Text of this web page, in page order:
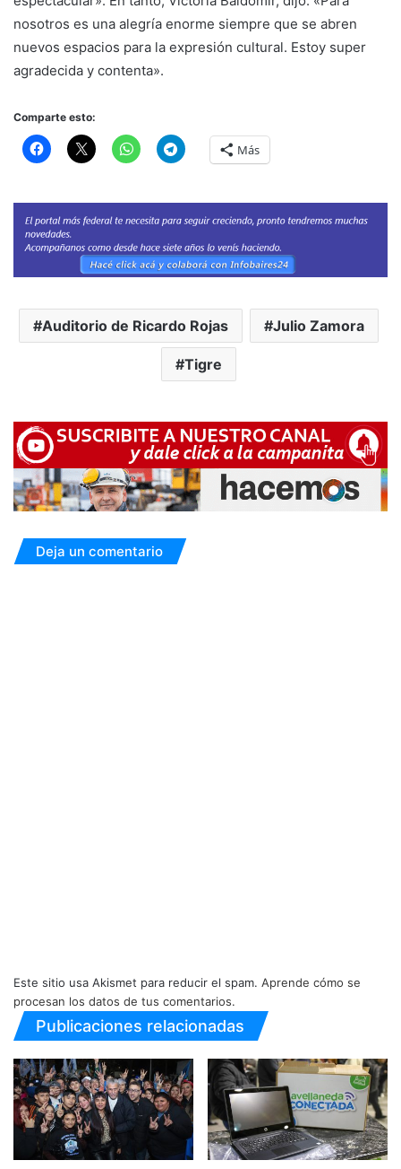
nosotros es una alegría enorme siempre que se abren
nuevos espacios para la expresión cultural. Estoy super
agradecida y contenta».
Comparte esto:
Más
Auditorio de Ricardo Rojas Julio Zamora
Tigre
Deja un comentario
Este sitio usa Akismet para reducir el spam. Aprende cómo se
procesan los datos de tus comentarios.
Publicaciones relacionadas